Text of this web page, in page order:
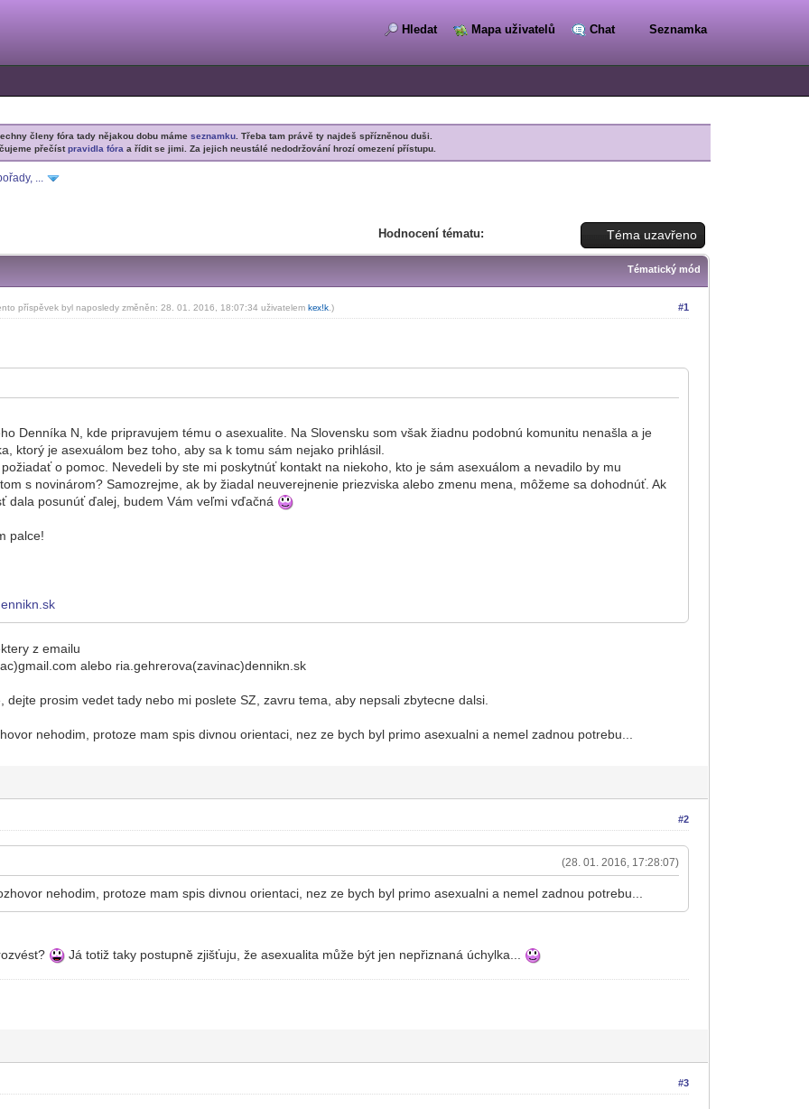
Hledat Mapa uživatelů Chat Seznamka
členy fóra tady nějakou dobu mámeseznamku . Třeba tam právě ty najdeš spřízněnou duši.
přečístpravidla fóra a řídit se jimi. Za jejich neustálé nedodržování hrozí omezení přístupu.
...
Téma uzavřeno
Hodnocení tématu:
Tématický mód
#1
příspěvek byl naposledy změněn: 28. 01. 2016, 18:07:34 uživatelemkex!k .)
Denníka N, kde pripravujem tému o asexualite. Na Slovensku som však žiadnu podobnú komunitu nenašla a je
ktorý je asexuálom bez toho, aby sa k tomu sám nejako prihlásil.
o pomoc. Nevedeli by ste mi poskytnúť kontakt na niekoho, kto je sám asexuálom a nevadilo by mu
s novinárom? Samozrejme, ak by žiadal neuverejnenie priezviska alebo zmenu mena, môžeme sa dohodnúť. Ak
dala posunúť ďalej, budem Vám veľmi vďačná
palce!
z emailu
alebo ria.gehrerova(zavinac)dennikn.sk
dejte prosim vedet tady nebo mi poslete SZ, zavru tema, aby nepsali zbytecne dalsi.
nehodim, protoze mam spis divnou orientaci, nez ze bych byl primo asexualni a nemel zadnou potrebu...
#2
(28. 01. 2016, 17:28:07)
nehodim, protoze mam spis divnou orientaci, nez ze bych byl primo asexualni a nemel zadnou potrebu...
Já totiž taky postupně zjišťuju, že asexualita může být jen nepřiznaná úchylka...
#3